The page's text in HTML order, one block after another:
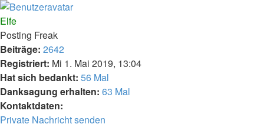
Elfe
Posting Freak
Beiträge: 2642
Registriert: Mi 1. Mai 2019, 13:04
Hat sich bedankt: 56 Mal
Danksagung erhalten: 63 Mal
Kontaktdaten:
Kontaktdaten
Private Nachricht senden